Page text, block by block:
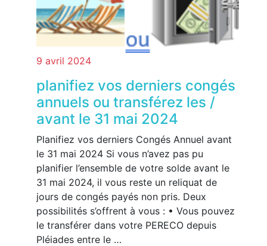
9 avril 2024
planifiez vos derniers congés
annuels ou transférez les /
avant le 31 mai 2024
Planifiez vos derniers Congés Annuel avant
le 31 mai 2024 Si vous n’avez pas pu
planifier l’ensemble de votre solde avant le
31 mai 2024, il vous reste un reliquat de
jours de congés payés non pris. Deux
possibilités s’offrent à vous : • Vous pouvez
le transférer dans votre PERECO depuis
Pléiades entre le …